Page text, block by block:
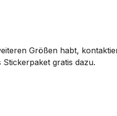
Größen habt,
gratis dazu.